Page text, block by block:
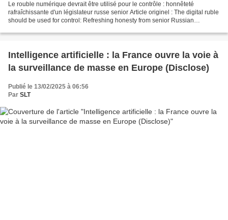
Le rouble numérique devrait être utilisé pour le contrôle : honnêteté
rafraîchissante d'un législateur russe senior Article originel : The digital ruble
should be used for control: Refreshing honesty from senior Russian
Intelligence artificielle : la France ouvre la voie à
la surveillance de masse en Europe (Disclose)
Publié le 13/02/2025 à 06:56
Par SLT